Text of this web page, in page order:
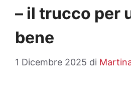
– il trucco per
bene
1 Dicembre 2025 di